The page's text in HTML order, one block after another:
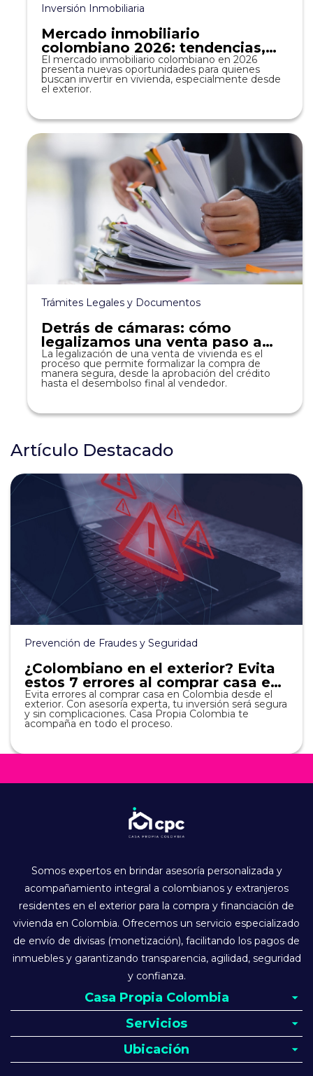
Inversión Inmobiliaria
Mercado inmobiliario
colombiano 2026: tendencias,
precios y oportunidades de
inversión en vivienda
El mercado inmobiliario colombiano en 2026
presenta nuevas oportunidades para quienes
buscan invertir en vivienda, especialmente desde
el exterior.
Trámites Legales y Documentos
Detrás de cámaras: cómo
legalizamos una venta paso a
paso.
La legalización de una venta de vivienda es el
proceso que permite formalizar la compra de
manera segura, desde la aprobación del crédito
hasta el desembolso final al vendedor.
Artículo Destacado
Prevención de Fraudes y Seguridad
¿Colombiano en el exterior? Evita
estos 7 errores al comprar casa en
Colombia
Evita errores al comprar casa en Colombia desde el
exterior. Con asesoría experta, tu inversión será segura
y sin complicaciones. Casa Propia Colombia te
acompaña en todo el proceso.
Casa Propia Colombia
Servicios
Ubicación
Somos expertos en brindar asesoría personalizada y
acompañamiento integral a colombianos y extranjeros
residentes en el exterior para la compra y financiación de
vivienda en Colombia. Ofrecemos un servicio especializado
de envío de divisas (monetización), facilitando los pagos de
inmuebles y garantizando transparencia, agilidad, seguridad
y confianza.